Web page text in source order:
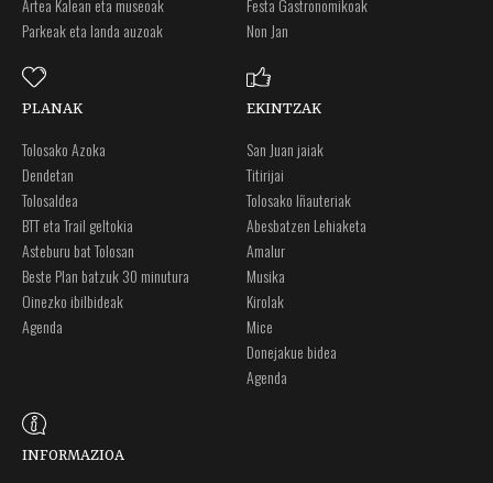
Artea Kalean eta museoak
Parkeak eta landa auzoak
Festa Gastronomikoak
Non Jan
PLANAK
Tolosako Azoka
Dendetan
Tolosaldea
BTT eta Trail geltokia
Asteburu bat Tolosan
Beste Plan batzuk 30 minutura
Oinezko ibilbideak
Agenda
EKINTZAK
San Juan jaiak
Titirijai
Tolosako Iñauteriak
Abesbatzen Lehiaketa
Amalur
Musika
Kirolak
Mice
Donejakue bidea
Agenda
INFORMAZIOA